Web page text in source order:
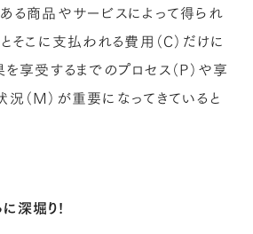
る商品やサービスによって得られ
そこに支払われる費用（C）だけに
を享受するまでのプロセス（P）や享
（M）が重要になってきていると
深堀り！